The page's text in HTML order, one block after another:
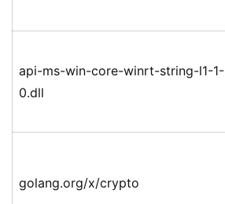
api-ms-win-core-winrt-string-l1-1-
0.dll
golang.org/x/crypto